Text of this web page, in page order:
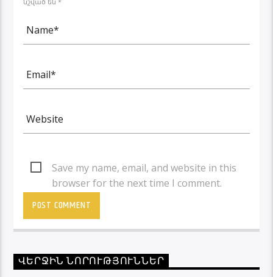
Save my name, email, and website in this
browser for the next time I comment.
ՎԵՐՋԻՆ ՆՈՐՈՒԹՅՈՒՆՆԵՐ